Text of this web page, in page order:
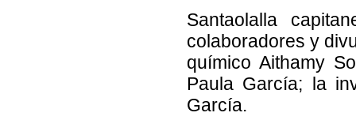
Santaolalla
colaboradores y
químico Aithamy
Paula García; la
García.